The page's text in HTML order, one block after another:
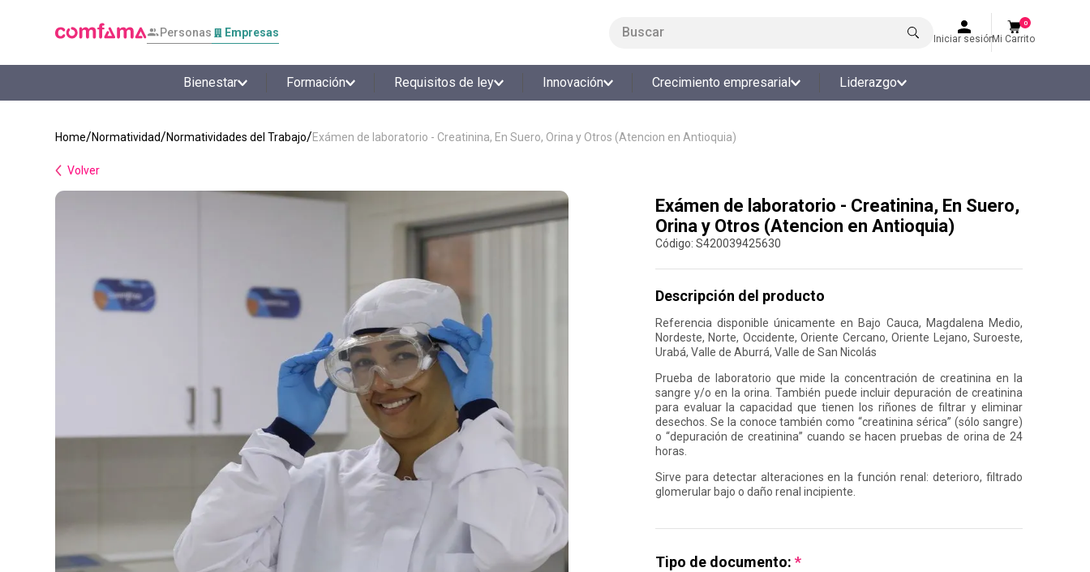
Personas Empresas Iniciar sesiónMi Carrito
0
Bienestar Formación Requisitos de ley Innovación Crecimiento empresarial Liderazgo
Normatividad Normatividades del Trabajo Exámen de laboratorio - Creatinina, En Suero, Orina y Otros (Atencion en Antioquia)
Volver
Exámen de laboratorio - Creatinina, En Suero,
Orina y Otros (Atencion en Antioquia)
: S420039425630
Descripción del producto
Referencia disponible únicamente en Bajo Cauca, Magdalena Medio,
Nordeste, Norte, Occidente, Oriente Cercano, Oriente Lejano, Suroeste,
Urabá, Valle de Aburrá, Valle de San Nicolás
Prueba de laboratorio que mide la concentración de creatinina en la
sangre y/o en la orina. También puede incluir depuración de creatinina
para evaluar la capacidad que tienen los riñones de filtrar y eliminar
desechos. Se la conoce también como “creatinina sérica” (sólo sangre)
o “depuración de creatinina” cuando se hacen pruebas de orina de 24
horas.
Sirve para detectar alteraciones en la función renal: deterioro, filtrado
glomerular bajo o daño renal incipiente.
Tipo de documento:
LO MÁS BUSCADO
1.
smart fit
6.
tiqueteras
8.
torneo bolos
talleres creativos
10. retiro laboral